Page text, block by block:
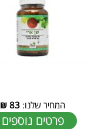
המחיר שלנו: 83
₪
פרטים נוספים